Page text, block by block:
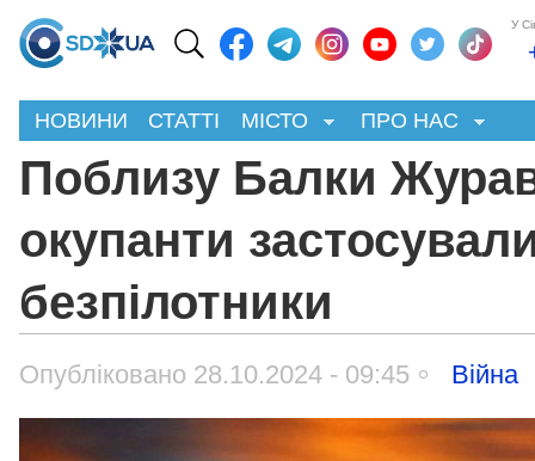
У
НОВИНИ СТАТТІ МІСТО ПРО НАС
Поблизу Балки
окупанти
безпілотники
Опубліковано 28.10.2024 - 09:45 Війна